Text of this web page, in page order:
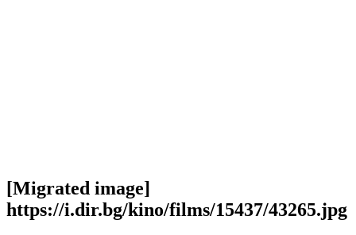
[Migrated image]
https://i.dir.bg/kino/films/15437/43265.jpg